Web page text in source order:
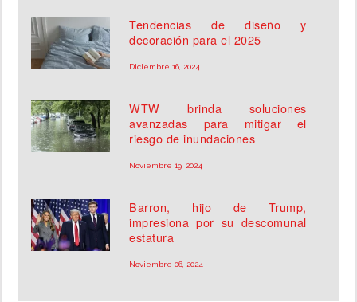
Tendencias de diseño y
decoración para el 2025
Diciembre 16, 2024
WTW brinda soluciones
avanzadas para mitigar el
riesgo de inundaciones
Noviembre 19, 2024
Barron, hijo de Trump,
impresiona por su descomunal
estatura
Noviembre 06, 2024